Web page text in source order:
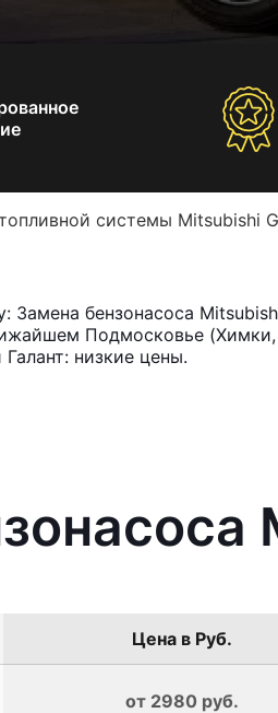
системы Mitsubishi
бензонасоса
Подмосковье
низкие цены.
Цена в Руб.
от 2980 руб.